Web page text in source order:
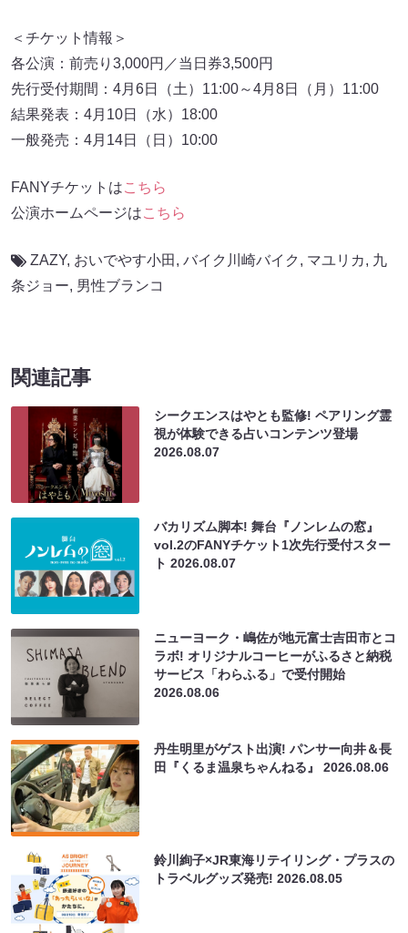
＜チケット情報＞
各公演：前売り3,000円／当日券3,500円
先行受付期間：4月6日（土）11:00～4月8日（月）11:00
結果発表：4月10日（水）18:00
一般発売：4月14日（日）10:00
FANYチケットはこちら
公演ホームページはこちら
ZAZY, おいでやす小田 , バイク川崎バイク , マユリカ, 九
条ジョー, 男性ブランコ
関連記事
シークエンスはやとも監修! ペアリング霊
視が体験できる占いコンテンツ登場
2026.08.07
バカリズム脚本! 舞台『ノンレムの窓』
vol.2のFANYチケット1次先行受付スター
ト2026.08.07
ニューヨーク・嶋佐が地元富士吉田市とコ
ラボ! オリジナルコーヒーがふるさと納税
サービス「わらふる」で受付開始
2026.08.06
丹生明里がゲスト出演! パンサー向井＆長
田『くるま温泉ちゃんねる』2026.08.06
鈴川絢子×JR東海リテイリング・プラスの
トラベルグッズ発売!2026.08.05